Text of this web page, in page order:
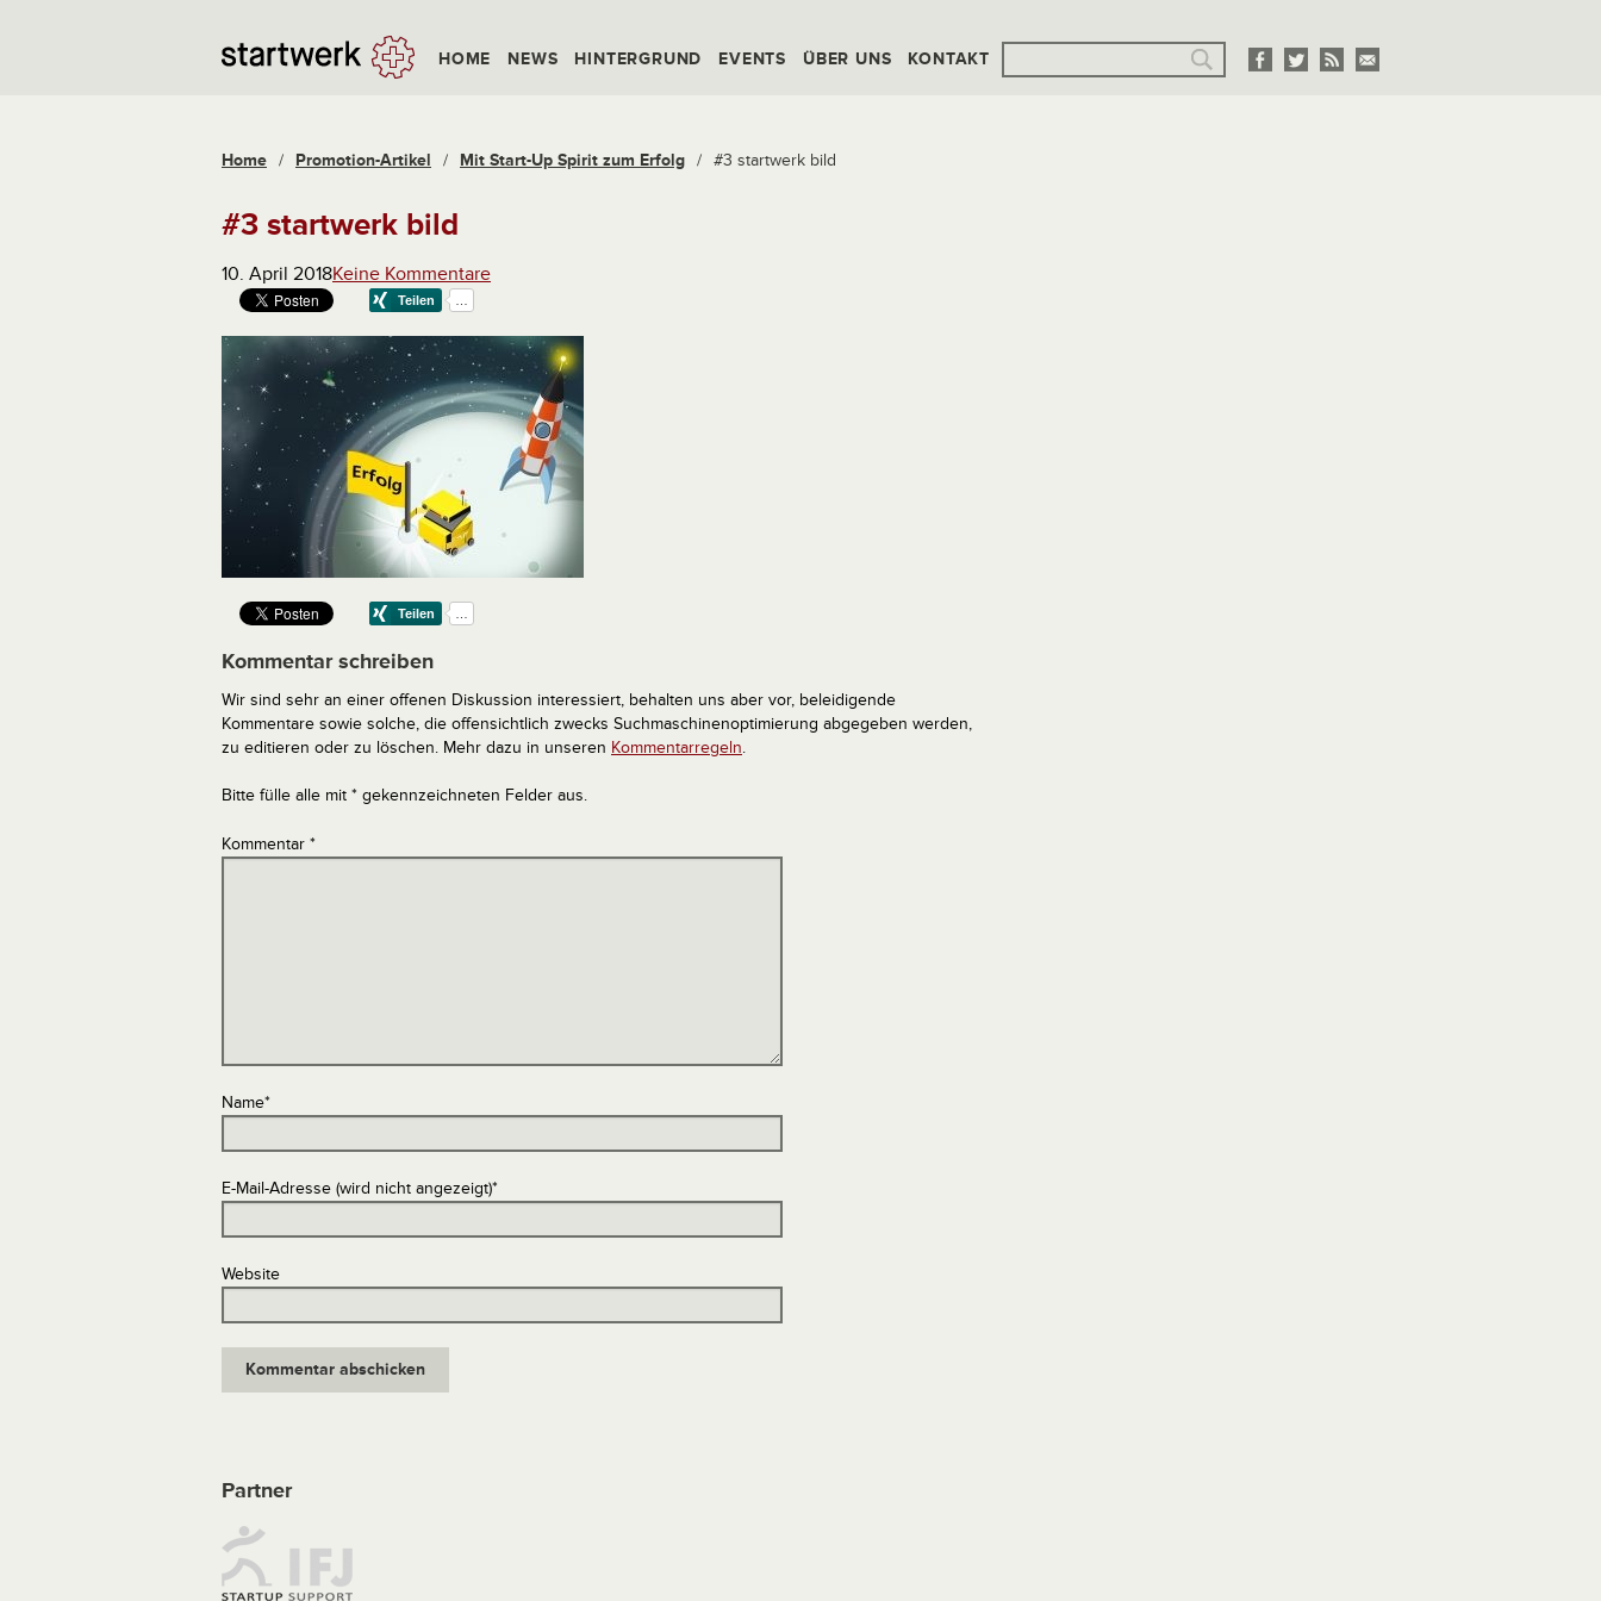
HOME NEWS HINTERGRUND EVENTS ÜBER UNS KONTAKT
Home / Promotion-Artikel / Mit Start-Up Spirit zum Erfolg / #3 startwerk bild
#3 startwerk bild
10. April 2018Keine Kommentare
Kommentar schreiben
Wir sind sehr an einer offenen Diskussion interessiert, behalten uns aber vor, beleidigende
Kommentare sowie solche, die offensichtlich zwecks Suchmaschinenoptimierung abgegeben werden,
zu editieren oder zu löschen. Mehr dazu in unseren Kommentarregeln.
Bitte fülle alle mit * gekennzeichneten Felder aus.
Kommentar *
Name*
E-Mail-Adresse (wird nicht angezeigt)*
Website
Partner